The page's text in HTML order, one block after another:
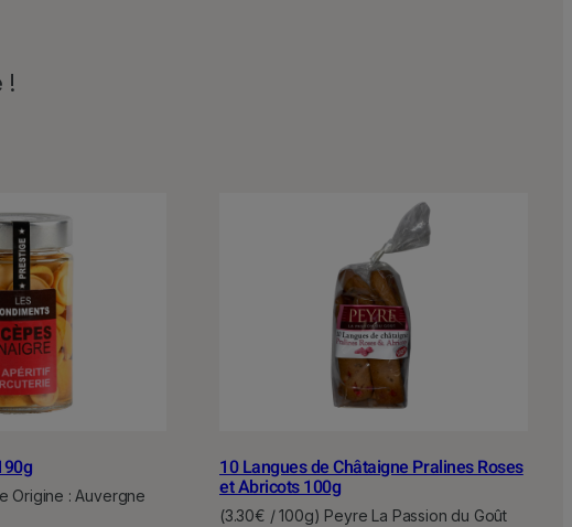
!
Origine : Auvergne
10 Langues de Châtaigne Pralines Roses
et Abricots 100g
(3.30€ / 100g) Peyre La Passion du Goût